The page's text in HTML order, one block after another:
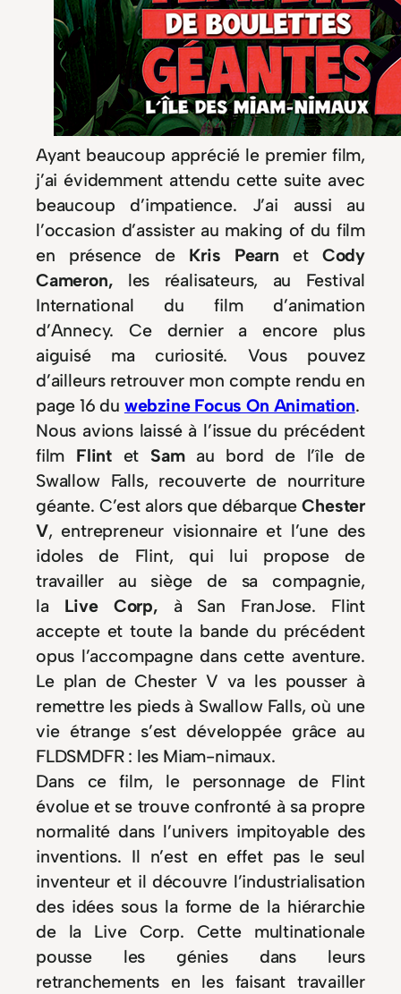
Ayant beaucoup apprécié le premier film,
j’ai évidemment attendu cette suite avec
beaucoup d’impatience. J’ai aussi au
l’occasion d’assister au making of du film
en présence de Kris Pearn et Cody
Cameron, les réalisateurs, au Festival
International du film d’animation
d’Annecy. Ce dernier a encore plus
aiguisé ma curiosité. Vous pouvez
d’ailleurs retrouver mon compte rendu en
page 16 du webzine Focus On Animation.
Nous avions laissé à l’issue du précédent
film Flintet Samau bord de l’île de
Swallow Falls, recouverte de nourriture
géante. C’est alors que débarqueChester
V, entrepreneur visionnaire et l’une des
idoles de Flint, qui lui propose de
travailler au siège de sa compagnie,
la Live Corp, à San FranJose. Flint
accepte et toute la bande du précédent
opus l’accompagne dans cette aventure.
Le plan de Chester V va les pousser à
remettre les pieds à Swallow Falls, où une
vie étrange s’est développée grâce au
FLDSMDFR : les Miam-nimaux.
Dans ce film, le personnage de Flint
évolue et se trouve confronté à sa propre
normalité dans l’univers impitoyable des
inventions. Il n’est en effet pas le seul
inventeur et il découvre l’industrialisation
des idées sous la forme de la hiérarchie
de la Live Corp. Cette multinationale
pousse les génies dans leurs
retranchements en les faisant travailler